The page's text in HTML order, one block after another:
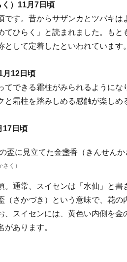
）11月7日頃
す。昔からサザンカとツバキは
てひらく」と読まれました。も
して定着したといわれています。
月12日頃
てできる霜柱がみられるようにな
霜柱を踏みしめる感触が楽しめ
17日頃
く）
。通常、スイセンは「水仙」と
（さかづき）という意味で、花の
、スイセンには、黄色い内側を金
あります。